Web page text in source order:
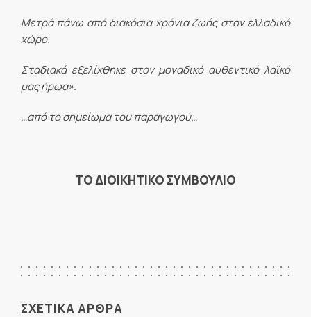
Μετρά πάνω από διακόσια χρόνια ζωής στον ελλαδικό
χώρο.
Σταδιακά εξελίχθηκε στον μοναδικό αυθεντικό λαϊκό
μας ήρωα».
…από το σημείωμα του παραγωγού…
ΤΟ ΔΙΟΙΚΗΤΙΚΟ ΣΥΜΒΟΥΛΙΟ
ΣΧΕΤΙΚΑ ΑΡΘΡΑ